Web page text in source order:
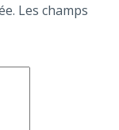
Les champs